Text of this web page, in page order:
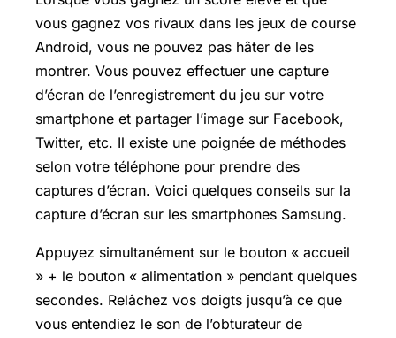
vous gagnez vos rivaux dans les jeux de course
Android, vous ne pouvez pas hâter de les
montrer. Vous pouvez effectuer une capture
d’écran de l’enregistrement du jeu sur votre
smartphone et partager l’image sur Facebook,
Twitter, etc. Il existe une poignée de méthodes
selon votre téléphone pour prendre des
captures d’écran. Voici quelques conseils sur la
capture d’écran sur les smartphones Samsung.
Appuyez simultanément sur le bouton « accueil
» + le bouton « alimentation » pendant quelques
secondes. Relâchez vos doigts jusqu’à ce que
vous entendiez le son de l’obturateur de